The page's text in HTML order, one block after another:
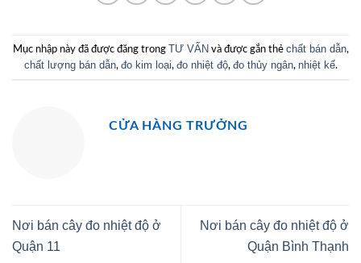
Mục nhập này đã được đăng trong TƯ VẤN và được gắn thẻ chất bán dẫn,
chất lượng bán dẫn, đo kim loại, đo nhiệt độ, đo thủy ngân, nhiệt kế.
CỬA HÀNG TRƯỞNG
Nơi bán cây đo nhiệt độ ở
Quận 11
Nơi bán cây đo nhiệt độ ở
Quận Bình Thạnh